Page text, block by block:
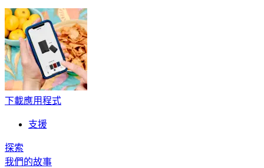
下載應用程式
支援
探索
我們的故事